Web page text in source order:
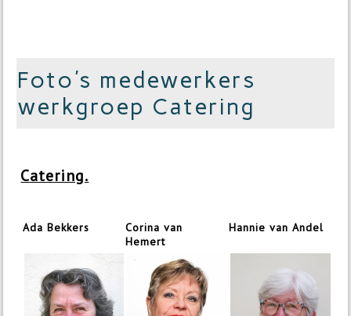
Foto's medewerkers
werkgroep Catering
Catering.
Ada Bekkers
Corina van
Hemert
Hannie van Andel